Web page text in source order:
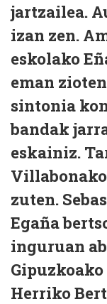
jartzailea.
izan zen.
eskolako
eman
sintonia
bandak
eskainiz.
zuten.
Egaña
inguruan
Herriko